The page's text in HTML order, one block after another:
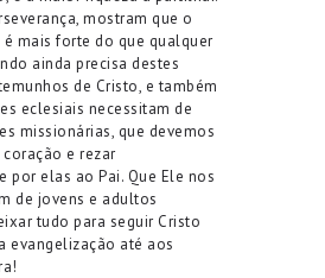
mostram que o
é mais forte do que qualquer
ainda precisa destes
de Cristo, e também
eclesiais necessitam de
missionárias, que devemos
e rezar
por elas ao Pai. Que Ele nos
de jovens e adultos
tudo para seguir Cristo
evangelização até aos